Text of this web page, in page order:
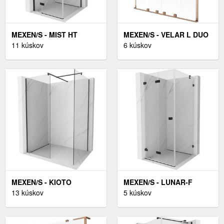
MEXEN/S - MIST HT
SPRCHOVACÍ KÚT DVERE
8A5T-080-080-70-00-L
11 kúskov
MEXEN/S - VELAR L DUO
DVOJKRÍDLOVÁ
DEKOR, RUŽOVÉ ZLATO
896-150-003-32-60
6 kúskov
MEXEN/S - KIOTO
SPRCHOVÁ ZÁSTENA
13 kúskov
MEXEN/S - LUNAR-F
SPRCHOVACÍ KÚT
5 kúskov